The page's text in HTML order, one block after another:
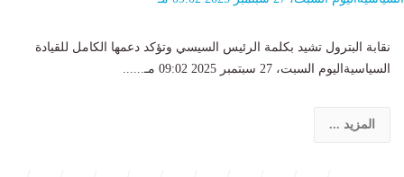
نقابة البترول تشيد بكلمة الرئيس السيسي وتؤكد دعمها الكامل للقيادة
السياسيةاليوم السبت، 27 سبتمبر 2025 09:02 مـ......
المزيد ...